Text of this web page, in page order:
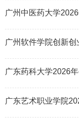
广州中医药大学
广州软件学院创新
广东药科大学2026